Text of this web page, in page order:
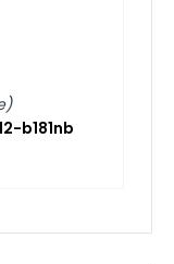
b181nb